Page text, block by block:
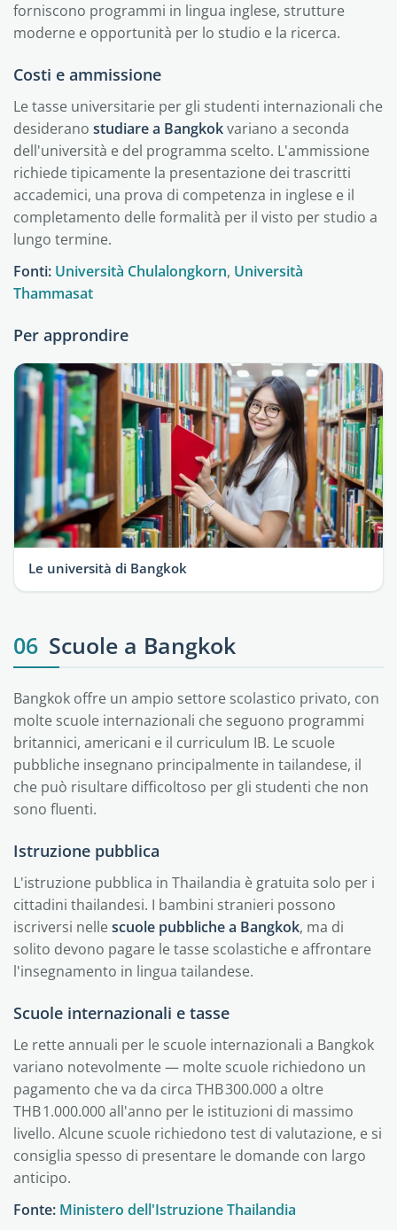
forniscono programmi in lingua inglese, strutture
moderne e opportunità per lo studio e la ricerca.
Costi e ammissione
Le tasse universitarie per gli studenti internazionali che
desiderano studiare a Bangkokvariano a seconda
dell'università e del programma scelto. L'ammissione
richiede tipicamente la presentazione dei trascritti
accademici, una prova di competenza in inglese e il
completamento delle formalità per il visto per studio a
lungo termine.
Fonti: Università Chulalongkorn, Università
Thammasat
Per approndire
Le università di Bangkok
06 Scuole a Bangkok
Bangkok offre un ampio settore scolastico privato, con
molte scuole internazionali che seguono programmi
britannici, americani e il curriculum IB. Le scuole
pubbliche insegnano principalmente in tailandese, il
che può risultare difficoltoso per gli studenti che non
sono fluenti.
Istruzione pubblica
L'istruzione pubblica in Thailandia è gratuita solo per i
cittadini thailandesi. I bambini stranieri possono
iscriversi nellescuole pubbliche a Bangkok, ma di
solito devono pagare le tasse scolastiche e affrontare
l'insegnamento in lingua tailandese.
Scuole internazionali e tasse
Le rette annuali per le scuole internazionali a Bangkok
variano notevolmente — molte scuole richiedono un
pagamento che va da circa THB 300.000 a oltre
THB 1.000.000 all'anno per le istituzioni di massimo
livello. Alcune scuole richiedono test di valutazione, e si
consiglia spesso di presentare le domande con largo
anticipo.
Fonte: Ministero dell'Istruzione Thailandia